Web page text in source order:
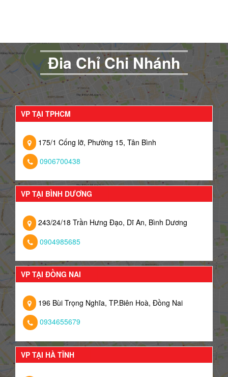
Đia Chỉ Chi Nhánh
VP TẠI TPHCM
175/1 Cống lỡ, Phường 15, Tân Bình
0906700438
VP TẠI BÌNH DƯƠNG
243/24/18 Trần Hưng Đạo, Dĩ An, Bình Dương
0904985685
VP TẠI ĐỒNG NAI
196 Bùi Trọng Nghĩa, TP.Biên Hoà, Đồng Nai
0934655679
VP TẠI HÀ TĨNH